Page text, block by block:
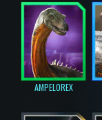
AMPELOREX